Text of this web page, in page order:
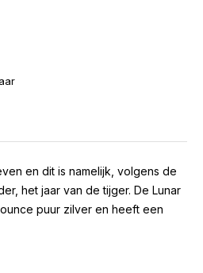
en dit is namelijk, volgens de
het jaar van de tijger. De Lunar
puur zilver en heeft een